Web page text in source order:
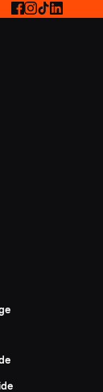
Facebook
Instagram
TikTokLinkedIn